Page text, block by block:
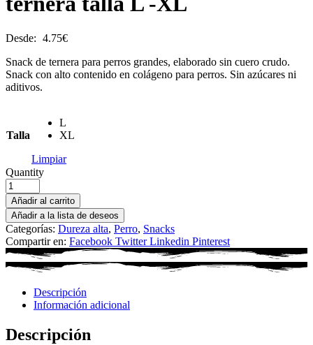
Desde: 4.75€
Snack de ternera para perros grandes, elaborado sin cuero crudo.
Snack con alto contenido en colágeno para perros. Sin azúcares ni
aditivos.
Talla
L
XL
Limpiar
Quantity
Añadir al carrito
Añadir a la lista de deseos
Categorías: Dureza alta, Perro, Snacks
Compartir en: Facebook Twitter Linkedin Pinterest
Descripción
Información adicional
Descripción